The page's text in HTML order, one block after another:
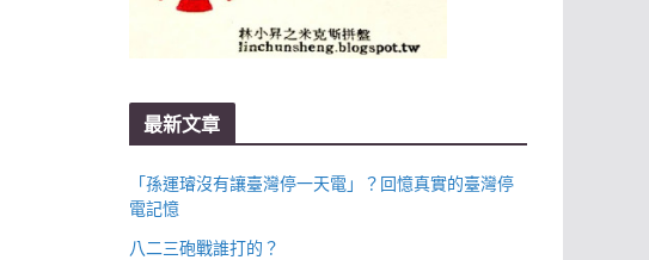
最新文章
「孫運璿沒有讓臺灣停一天電」？回憶真實的臺灣停
電記憶
八二三砲戰誰打的？